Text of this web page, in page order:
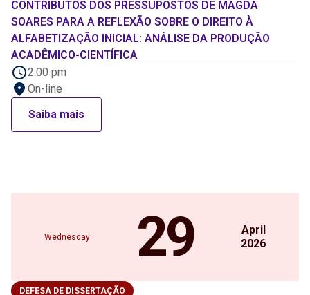
CONTRIBUTOS DOS PRESSUPOSTOS DE MAGDA
SOARES PARA A REFLEXÃO SOBRE O DIREITO À
ALFABETIZAÇÃO INICIAL: ANÁLISE DA PRODUÇÃO
ACADÊMICO-CIENTÍFICA
2:00 pm
On-line
Saiba mais
Wednesday 29
April
2026
DEFESA DE DISSERTAÇÃO